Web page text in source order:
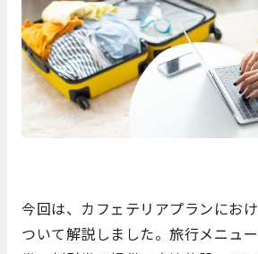
今回は、カフェテリアプランにお
ついて解説しました。旅行メニュ